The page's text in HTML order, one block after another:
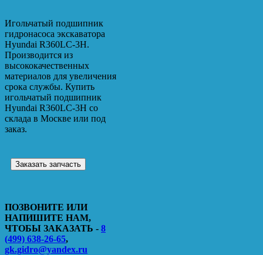
Игольчатый подшипник
гидронасоса экскаватора
Hyundai R360LC-3H.
Производится из
высококачественных
материалов для увеличения
срока службы. Купить
игольчатый подшипник
Hyundai R360LC-3H со
склада в Москве или под
заказ.
Заказать запчасть
ПОЗВОНИТЕ ИЛИ
НАПИШИТЕ НАМ,
ЧТОБЫ ЗАКАЗАТЬ - 8
(499) 638-26-65,
gk.gidro@yandex.ru